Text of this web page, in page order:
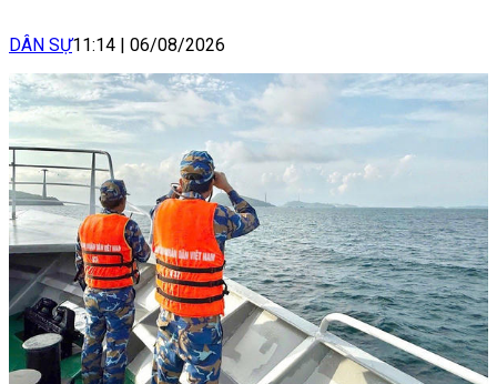
DÂN SỰ11:14 | 06/08/2026